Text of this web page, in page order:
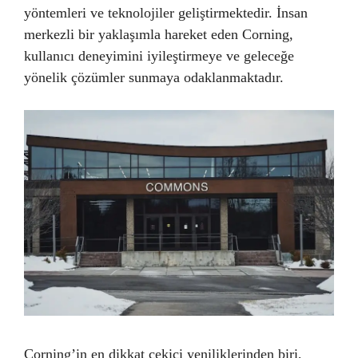
yöntemleri ve teknolojiler geliştirmektedir. İnsan
merkezli bir yaklaşımla hareket eden Corning,
kullanıcı deneyimini iyileştirmeye ve geleceğe
yönelik çözümler sunmaya odaklanmaktadır.
Corning’in en dikkat çekici yeniliklerinden biri,